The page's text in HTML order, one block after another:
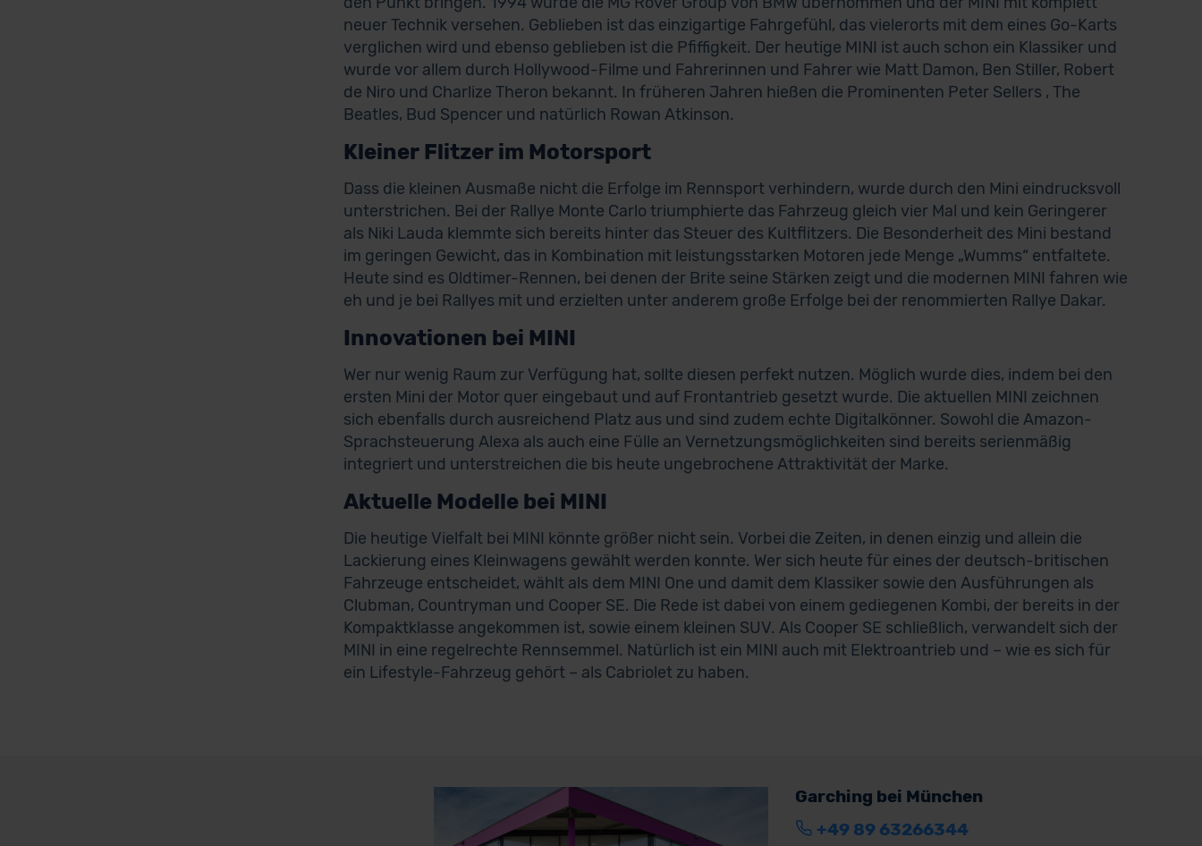
neuer Technik versehen. Geblieben ist das einzigartige Fahrgefühl, das vielerorts mit dem eines Go-Karts
verglichen wird und ebenso geblieben ist die Pfiffigkeit. Der heutige MINI ist auch schon ein Klassiker und
wurde vor allem durch Hollywood-Filme und Fahrerinnen und Fahrer wie Matt Damon, Ben Stiller, Robert
de Niro und Charlize Theron bekannt. In früheren Jahren hießen die Prominenten Peter Sellers , The
Beatles, Bud Spencer und natürlich Rowan Atkinson.
Kleiner Flitzer im Motorsport
Dass die kleinen Ausmaße nicht die Erfolge im Rennsport verhindern, wurde durch den Mini eindrucksvoll
unterstrichen. Bei der Rallye Monte Carlo triumphierte das Fahrzeug gleich vier Mal und kein Geringerer
als Niki Lauda klemmte sich bereits hinter das Steuer des Kultflitzers. Die Besonderheit des Mini bestand
im geringen Gewicht, das in Kombination mit leistungsstarken Motoren jede Menge „Wumms“ entfaltete.
Heute sind es Oldtimer-Rennen, bei denen der Brite seine Stärken zeigt und die modernen MINI fahren wie
eh und je bei Rallyes mit und erzielten unter anderem große Erfolge bei der renommierten Rallye Dakar.
Innovationen bei MINI
Wer nur wenig Raum zur Verfügung hat, sollte diesen perfekt nutzen. Möglich wurde dies, indem bei den
ersten Mini der Motor quer eingebaut und auf Frontantrieb gesetzt wurde. Die aktuellen MINI zeichnen
sich ebenfalls durch ausreichend Platz aus und sind zudem echte Digitalkönner. Sowohl die Amazon-
Sprachsteuerung Alexa als auch eine Fülle an Vernetzungsmöglichkeiten sind bereits serienmäßig
integriert und unterstreichen die bis heute ungebrochene Attraktivität der Marke.
Aktuelle Modelle bei MINI
Die heutige Vielfalt bei MINI könnte größer nicht sein. Vorbei die Zeiten, in denen einzig und allein die
Lackierung eines Kleinwagens gewählt werden konnte. Wer sich heute für eines der deutsch-britischen
Fahrzeuge entscheidet, wählt als dem MINI One und damit dem Klassiker sowie den Ausführungen als
Clubman, Countryman und Cooper SE. Die Rede ist dabei von einem gediegenen Kombi, der bereits in der
Kompaktklasse angekommen ist, sowie einem kleinen SUV. Als Cooper SE schließlich, verwandelt sich der
MINI in eine regelrechte Rennsemmel. Natürlich ist ein MINI auch mit Elektroantrieb und – wie es sich für
ein Lifestyle-Fahrzeug gehört – als Cabriolet zu haben.
Garching bei München
+49 89 63266344